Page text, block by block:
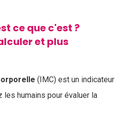
ce que c'est ?
et plus
(IMC) est un indicateur
les humains pour évaluer la